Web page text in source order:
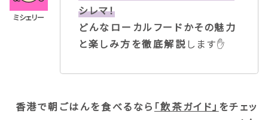
シレマ！
どんなローカルフードかその魅力
と楽しみ方を徹底解説 します✋
香港で朝ごはんを食べるなら 「飲茶ガイド」 をチェッ